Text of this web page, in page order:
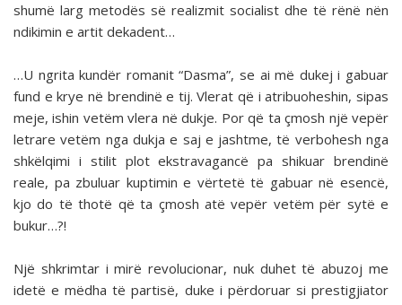
shumë larg metodës së realizmit socialist dhe të rënë nën
ndikimin e artit dekadent…
…U ngrita kundër romanit “Dasma”, se ai më dukej i gabuar
fund e krye në brendinë e tij. Vlerat që i atribuoheshin, sipas
meje, ishin vetëm vlera në dukje. Por që ta çmosh një vepër
letrare vetëm nga dukja e saj e jashtme, të verbohesh nga
shkëlqimi i stilit plot ekstravagancë pa shikuar brendinë
reale, pa zbuluar kuptimin e vërtetë të gabuar në esencë,
kjo do të thotë që ta çmosh atë vepër vetëm për sytë e
bukur…?!
Një shkrimtar i mirë revolucionar, nuk duhet të abuzoj me
idetë e mëdha të partisë, duke i përdoruar si prestigjiator